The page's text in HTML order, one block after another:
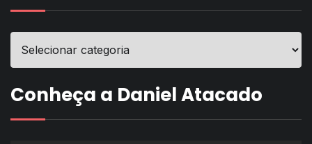
Conheça a Daniel Atacado